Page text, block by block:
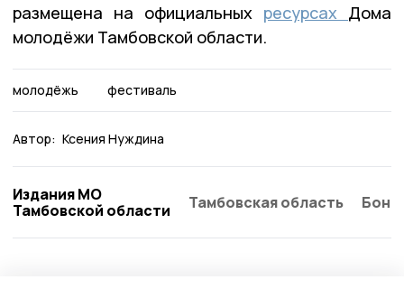
размещена на официальных ресурсах Дома
молодёжи Тамбовской области.
молодёжь фестиваль
Автор: Ксения Нуждина
Издания МО
Тамбовской области
Тамбовская область